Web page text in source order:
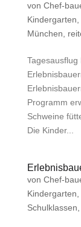
von Chef-
Kindergarten
München
Programm
Schweine
Die Kinder...
von Chef-
Kindergarten
Schulklassen